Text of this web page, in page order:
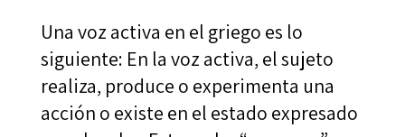
Una voz activa en el griego es lo
siguiente: En la voz activa, el sujeto
realiza, produce o experimenta una
acción o existe en el estado expresado